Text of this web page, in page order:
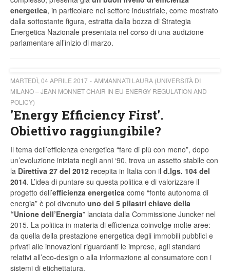
energetica, in particolare nel settore industriale, come mostrato
dalla sottostante figura, estratta dalla bozza di Strategia
Energetica Nazionale presentata nel corso di una audizione
parlamentare all’inizio di marzo.
MARTEDÌ, 04 APRILE 2017
AMMANNATI LAURA (UNIVERSITÀ DI
MILANO – JEAN MONNET CHAIR IN EU ENERGY REGULATION AND
POLICY)
'Energy Efficiency First'.
Obiettivo raggiungibile?
Il tema dell’efficienza energetica “fare di più con meno”, dopo
un’evoluzione iniziata negli anni ‘90, trova un assetto stabile con
la Direttiva 27 del 2012 recepita in Italia con il d.lgs. 104 del
2014. L’idea di puntare su questa politica e di valorizzare il
progetto dell’efficienza energetica come “fonte autonoma di
energia” è poi divenuto uno dei 5 pilastri chiave della
“Unione dell’Energia” lanciata dalla Commissione Juncker nel
2015. La politica in materia di efficienza coinvolge molte aree:
da quella della prestazione energetica degli immobili pubblici e
privati alle innovazioni riguardanti le imprese, agli standard
relativi all’eco-design o alla informazione al consumatore con i
sistemi di etichettatura.